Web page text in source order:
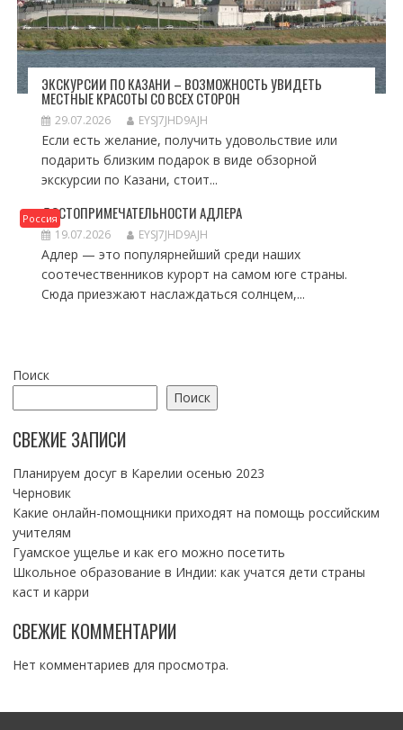
ЭКСКУРСИИ ПО КАЗАНИ – ВОЗМОЖНОСТЬ УВИДЕТЬ
МЕСТНЫЕ КРАСОТЫ СО ВСЕХ СТОРОН
29.07.2026 EYSJ7JHD9AJH
Если есть желание, получить удовольствие или
подарить близким подарок в виде обзорной
экскурсии по Казани, стоит...
РоссияДОСТОПРИМЕЧАТЕЛЬНОСТИ АДЛЕРА
19.07.2026 EYSJ7JHD9AJH
Адлер — это популярнейший среди наших
соотечественников курорт на самом юге страны.
Сюда приезжают наслаждаться солнцем,...
Поиск
Поиск
СВЕЖИЕ ЗАПИСИ
Планируем досуг в Карелии осенью 2023
Черновик
Какие онлайн-помощники приходят на помощь российским
учителям
Гуамское ущелье и как его можно посетить
Школьное образование в Индии: как учатся дети страны
каст и карри
СВЕЖИЕ КОММЕНТАРИИ
Нет комментариев для просмотра.